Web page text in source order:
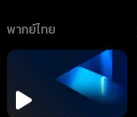
พากย์ไทย